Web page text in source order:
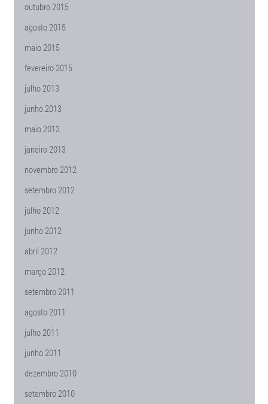
outubro 2015
agosto 2015
maio 2015
fevereiro 2015
julho 2013
junho 2013
maio 2013
janeiro 2013
novembro 2012
setembro 2012
julho 2012
junho 2012
abril 2012
março 2012
setembro 2011
agosto 2011
julho 2011
junho 2011
dezembro 2010
setembro 2010